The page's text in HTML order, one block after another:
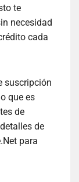
te
necesidad
cada
suscripción
que es
de
de
para